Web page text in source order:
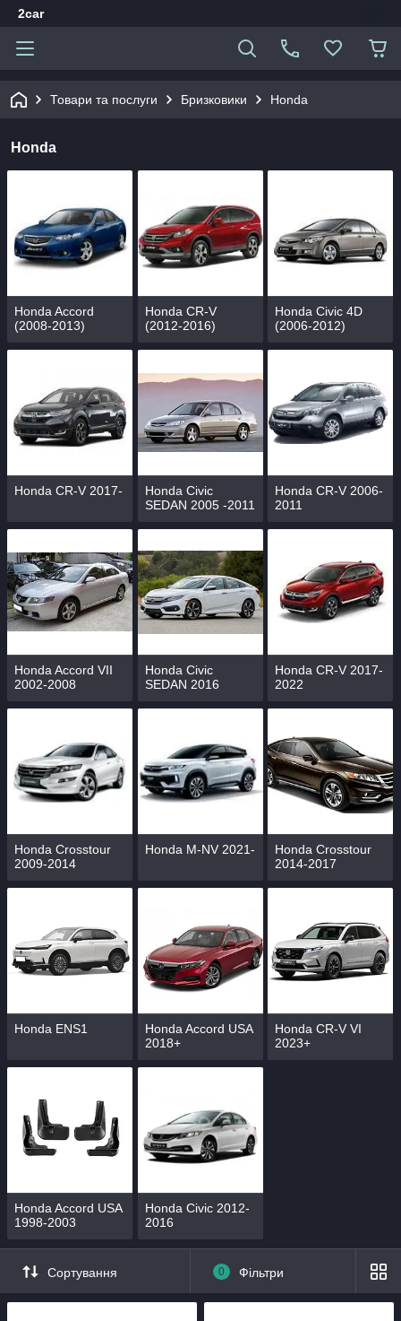
2car
Товари та послуги Бризковики Honda
Honda
Honda Accord
(2008-2013)
Honda CR-V
(2012-2016)
Honda Civic 4D
(2006-2012)
Honda CR-V 2017-
Honda Civic
SEDAN 2005 -2011
Honda CR-V 2006-
2011
Honda Accord VII
2002-2008
Honda Civic
SEDAN 2016
Honda CR-V 2017-
2022
Honda Crosstour
2009-2014
Honda M-NV 2021-
Honda Crosstour
2014-2017
Honda ENS1
Honda Accord USA
2018+
Honda CR-V VI
2023+
Honda Accord USA
1998-2003
Honda Civic 2012-
2016
Сортування 0 Фільтри